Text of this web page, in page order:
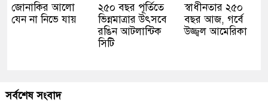
জোনাকির আলো
যেন না নিভে যায়
২৫০ বছর পূর্তিতে
ভিন্নমাত্রার উৎসবে
রঙিন আটলান্টিক
সিটি
স্বাধীনতার ২৫০
বছর আজ, গর্বে
উজ্জ্বল আমেরিকা
সর্বশেষ সংবাদ